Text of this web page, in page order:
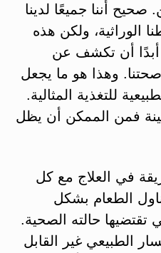
صحيح أننا جميعًا لدينا
الوراثية، ولكن هذه
أبدًا أن تكشف عن
وهذا هو ما يجعل
للتغذية المثالية.
فمن الممكن أن يظل
في العلاج مع كل
الطعام بشكل
تقتضيها حالته الصحية.
الطبيعي غير القابل